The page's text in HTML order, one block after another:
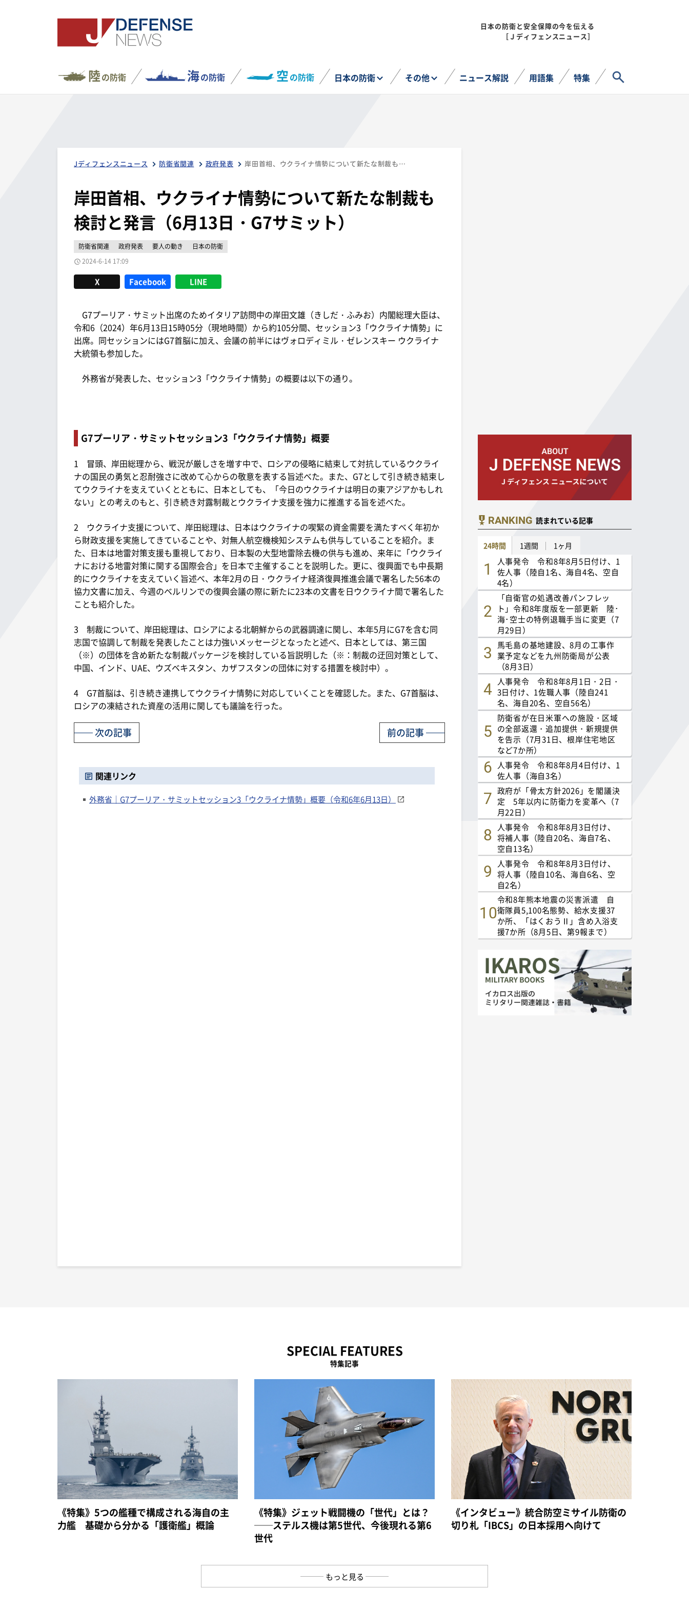
日本の防衛と安全保障の今を伝える
［Ｊディフェンスニュース］
陸の防衛 海の防衛 空の防衛 日本の防衛 その他 ニュース解説 用語集 特集
Jディフェンスニュース 防衛省関連 政府発表 岸田首相、ウクライナ情勢について新たな制裁も検討と発言（6月13日・G7サミット）
岸田首相、ウクライナ情勢について新たな制裁も
検討と発言（6月13日・G7サミット）
防衛省関連 政府発表 要人の動き
日本の防衛
2024-6-14 17:09
X Facebook LINE
G7プーリア・サミット出席のためイタリア訪問中の岸田文雄（きしだ・ふみお）内閣総理大臣は、
令和6（2024）年6月13日15時05分（現地時間）から約105分間、セッション3「ウクライナ情勢」に
出席。同セッションにはG7首脳に加え、会議の前半にはヴォロディミル・ゼレンスキー ウクライナ
大統領も参加した。
外務省が発表した、セッション3「ウクライナ情勢」の概要は以下の通り。
G7プーリア・サミットセッション3「ウクライナ情勢」概要
1 冒頭、岸田総理から、戦況が厳しさを増す中で、ロシアの侵略に結束して対抗しているウクライ
ナの国民の勇気と忍耐強さに改めて心からの敬意を表する旨述べた。また、G7として引き続き結束し
てウクライナを支えていくとともに、日本としても、「今日のウクライナは明日の東アジアかもしれ
ない」との考えのもと、引き続き対露制裁とウクライナ支援を強力に推進する旨を述べた。
2 ウクライナ支援について、岸田総理は、日本はウクライナの喫緊の資金需要を満たすべく年初か
ら財政支援を実施してきていることや、対無人航空機検知システムも供与していることを紹介。ま
た、日本は地雷対策支援も重視しており、日本製の大型地雷除去機の供与も進め、来年に「ウクライ
ナにおける地雷対策に関する国際会合」を日本で主催することを説明した。更に、復興面でも中長期
的にウクライナを支えていく旨述べ、本年2月の日・ウクライナ経済復興推進会議で署名した56本の
協力文書に加え、今週のベルリンでの復興会議の際に新たに23本の文書を日ウクライナ間で署名した
ことも紹介した。
3 制裁について、岸田総理は、ロシアによる北朝鮮からの武器調達に関し、本年5月にG7を含む同
志国で協調して制裁を発表したことは力強いメッセージとなったと述べ、日本としては、第三国
（※）の団体を含め新たな制裁パッケージを検討している旨説明した（※：制裁の迂回対策として、
中国、インド、UAE、ウズベキスタン、カザフスタンの団体に対する措置を検討中）。
4 G7首脳は、引き続き連携してウクライナ情勢に対応していくことを確認した。また、G7首脳は、
ロシアの凍結された資産の活用に関しても議論を行った。
前の記事
次の記事
関連リンク
外務省｜G7プーリア・サミットセッション3「ウクライナ情勢」概要（令和6年6月13日）
RANKING 読まれている記事
24時間 1週間 1ヶ月
人事発令 令和8年8月5日付け、1
佐人事（陸自1名、海自4名、空自
4名）
「自衛官の処遇改善パンフレッ
ト」令和8年度版を一部更新 陸･
海･空士の特例退職手当に変更（7
月29日）
馬毛島の基地建設、8月の工事作
業予定などを九州防衛局が公表
（8月3日）
人事発令 令和8年8月1日・2日・
3日付け、1佐職人事（陸自241
名、海自20名、空自56名）
防衛省が在日米軍への施設・区域
の全部返還・追加提供・新規提供
を告示（7月31日、根岸住宅地区
など7か所）
人事発令 令和8年8月4日付け、1
佐人事（海自3名）
政府が「骨太方針2026」を閣議決
定 5年以内に防衛力を変革へ（7
月22日）
人事発令 令和8年8月3日付け、
将補人事（陸自20名、海自7名、
空自13名）
人事発令 令和8年8月3日付け、
将人事（陸自10名、海自6名、空
自2名）
令和8年熊本地震の災害派遣 自
衛隊員5,100名態勢、給水支援37
か所、「はくおうⅡ」含め入浴支
援7か所（8月5日、第9報まで）
SPECIAL FEATURES
特集記事
《特集》5つの艦種で構成される海自の主
力艦 基礎から分かる「護衛艦」概論
《特集》ジェット戦闘機の「世代」とは？
──ステルス機は第5世代、今後現れる第6
世代
《インタビュー》統合防空ミサイル防衛の
切り札「IBCS」の日本採用へ向けて
もっと見る